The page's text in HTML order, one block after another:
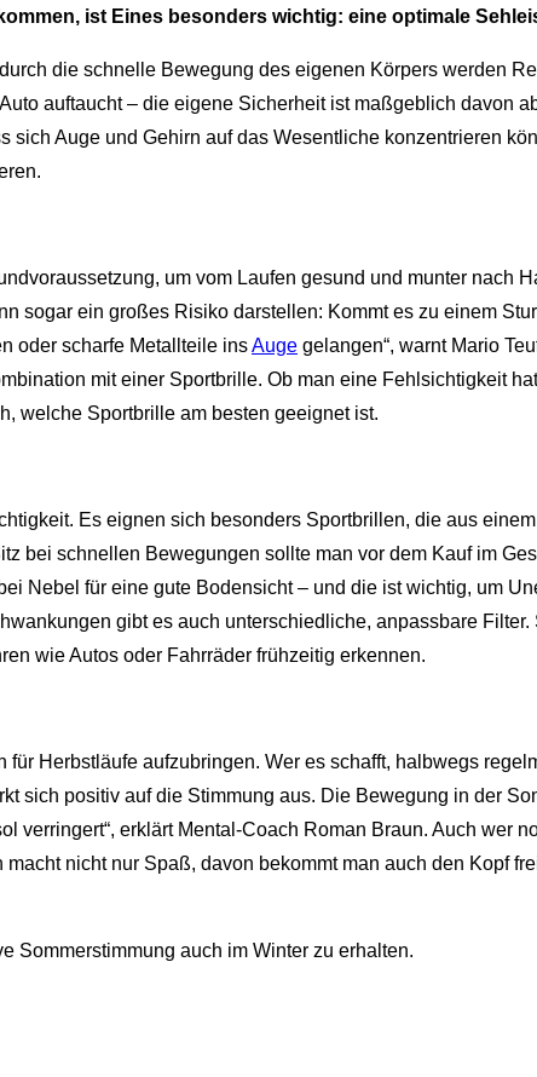
ist Eines besonders wichtig: eine optimale
die schnelle Bewegung des eigenen Körpers werden
auftaucht – die eigene Sicherheit ist maßgeblich davon
Auge und Gehirn auf das Wesentliche konzentrieren
um vom Laufen gesund und munter nach
sogar ein großes Risiko darstellen: Kommt es zu einem
oder scharfe Metallteile insAuge gelangen“, warnt Mario
mit einer Sportbrille. Ob man eine Fehlsichtigkeit
welche Sportbrille am besten geeignet ist.
Es eignen sich besonders Sportbrillen, die aus
bei schnellen Bewegungen sollte man vor dem Kauf im
Nebel für eine gute Bodensicht – und die ist wichtig, um
gibt es auch unterschiedliche, anpassbare
wie Autos oder Fahrräder frühzeitig erkennen.
Herbstläufe aufzubringen. Wer es schafft, halbwegs
sich positiv auf die Stimmung aus. Die Bewegung in der
verringert“, erklärt Mental-Coach Roman Braun. Auch wer
nicht nur Spaß, davon bekommt man auch den Kopf
Sommerstimmung auch im Winter zu erhalten.